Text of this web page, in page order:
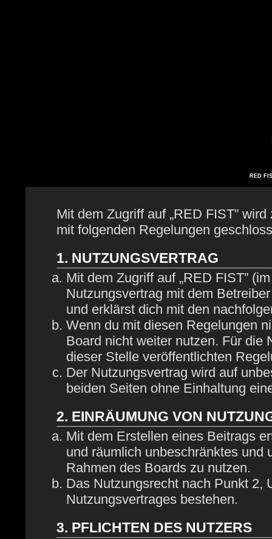
RED
Mit dem Zugriff auf „RED FIST”
mit folgenden Regelungen
1. NUTZUNGSVERTRAG
Mit dem Zugriff auf „RED FIST”
Nutzungsvertrag mit dem
und erklärst dich mit den
Wenn du mit diesen Regelungen
Board nicht weiter nutzen. Für die
dieser Stelle veröffentlichten
Der Nutzungsvertrag wird auf
beiden Seiten ohne Einhaltung
2. EINRÄUMUNG VON
Mit dem Erstellen eines Beitrags
und räumlich unbeschränktes und
Rahmen des Boards zu nutzen.
Das Nutzungsrecht nach Punkt 2,
Nutzungsvertrages bestehen.
3. PFLICHTEN DES NUTZERS